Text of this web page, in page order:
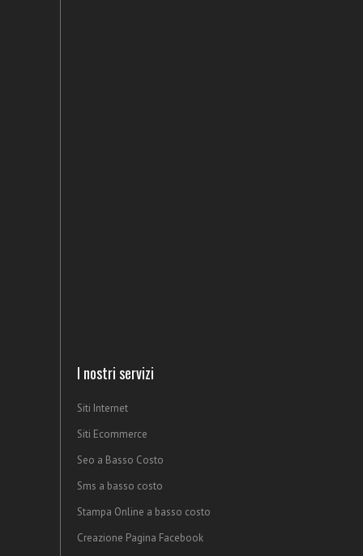
I nostri servizi
Siti Internet
Siti Ecommerce
Seo a Basso Costo
Sms a basso costo
Stampa Online a basso costo
Creazione Pagina Facebook